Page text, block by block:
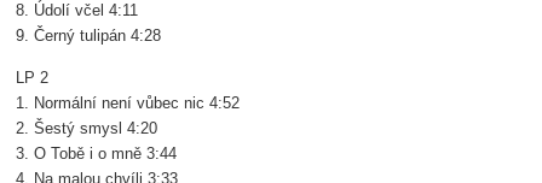
8. Údolí včel 4:11
9. Černý tulipán 4:28
LP 2
1. Normální není vůbec nic 4:52
2. Šestý smysl 4:20
3. O Tobě i o mně 3:44
4. Na malou chvíli 3:33